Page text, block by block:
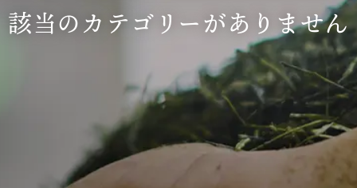
茶器 ギフト
はじめての方へ
ご利用方法
該当のカテゴリーがありません